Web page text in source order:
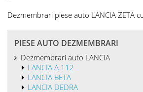
Dezmembrari piese auto LANCIA ZETA
PIESE AUTO DEZMEMBRARI
Dezmembrari auto LANCIA
LANCIA A 112
LANCIA BETA
LANCIA DEDRA